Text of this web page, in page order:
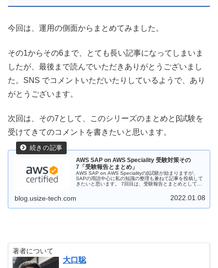
今回は、運用の側面からまとめてみました。
その1からその6まで、とても長い記事になってしまいま
したが、最後まで読んでいただきありがとうございまし
た。SNS でコメントいただいたりしているようで、あり
がとうございます。
次回は、その7として、このシリーズのまとめとβ試験を
受けてきてのコメントを書きたいと思います。
AWS SAP on AWS Speciality 受験対策その
7「受験報告とまとめ」
AWS SAP on AWS Specialityのβ試験が始まりますが、
SAPの用語中心に私の知識の整理も兼ねて記事を投稿して
きたいと思います。 7回目は、受験報告とまとめとして受
blog.usize-tech.com 2022.01.08
著者について
大口聡